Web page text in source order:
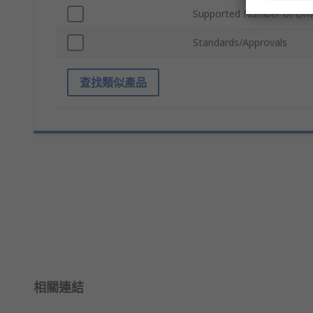
Supported Number of
Standards/Approvals
查找類似產品
相關連結